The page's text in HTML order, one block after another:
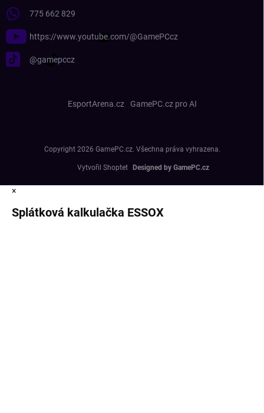
775 662 829
https://www.youtube.com/@GamePCcz
@gamepccz
EsportArena.cz GamePC.cz pro AI
Vytvořil Shoptet
Copyright 2026 GamePC.cz. Všechna práva vyhrazena.
×
Splátková kalkulačka ESSOX